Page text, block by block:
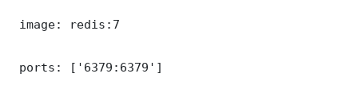
image: redis:7
ports: ['6379:6379']